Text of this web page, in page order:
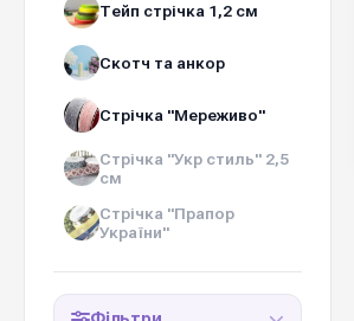
Тейп стрічка 1,2 см
Скотч та анкор
Стрічка "Мереживо"
Стрічка "Укр стиль" 2,5
см
Стрічка "Прапор
України"